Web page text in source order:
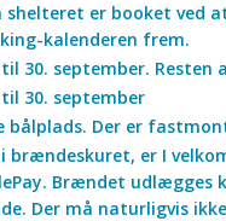
er booket ved
kalenderen frem.
30. september.
30. september
Der er
brændeskuret, er I
Brændet udlægges
Der må naturligvis